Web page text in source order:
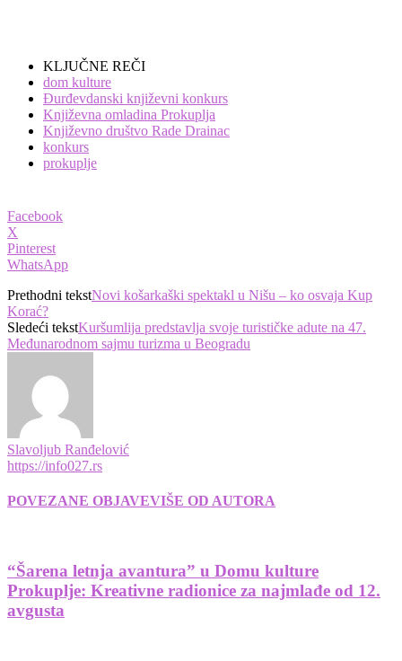
KLJUČNE REČI
dom kulture
Đurđevdanski književni konkurs
Književna omladina Prokuplja
Književno društvo Rade Drainac
konkurs
prokuplje
Facebook
X
Pinterest
WhatsApp
Prethodni tekstNovi košarkaški spektakl u Nišu – ko osvaja Kup
Korać?
Sledeći tekstKuršumlija predstavlja svoje turističke adute na 47.
Međunarodnom sajmu turizma u Beogradu
Slavoljub Ranđelović
https://info027.rs
POVEZANE OBJAVEVIŠE OD AUTORA
“Šarena letnja avantura” u Domu kulture
Prokuplje: Kreativne radionice za najmlađe od 12.
avgusta